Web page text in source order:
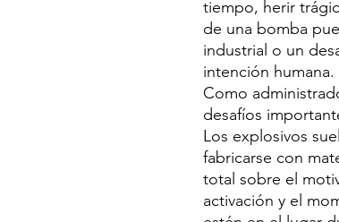
tiempo, herir
de una bomba
industrial o un
intención humana.
Como
desafíos
Los explosivos
fabricarse con
total sobre el
activación y el